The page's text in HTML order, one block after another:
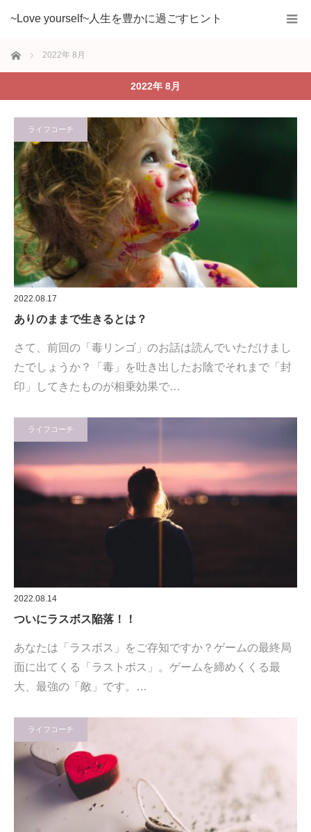
~Love yourself~人生を豊かに過ごすヒント
ホーム 2022年 8月
2022年 8月
ライフコーチ
2022.08.17
ありのままで生きるとは？
さて、前回の「毒リンゴ」のお話は読んでいただけまし
たでしょうか？「毒」を吐き出したお陰でそれまで「封
印」してきたものが相乗効果で…
ライフコーチ
2022.08.14
ついにラスボス陥落！！
あなたは「ラスボス」をご存知ですか？ゲームの最終局
面に出てくる「ラストボス」。ゲームを締めくくる最
大、最強の「敵」です。…
ライフコーチ